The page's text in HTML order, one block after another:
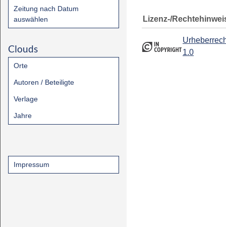
Zeitung nach Datum
auswählen
Clouds
Orte
Autoren / Beteiligte
Verlage
Jahre
Impressum
Lizenz-/
1.0